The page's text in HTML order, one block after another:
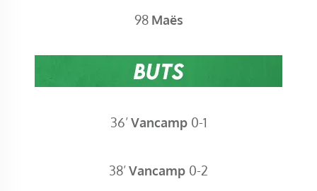
98 Maës
36’Vancamp 0-1
38’Vancamp 0-2